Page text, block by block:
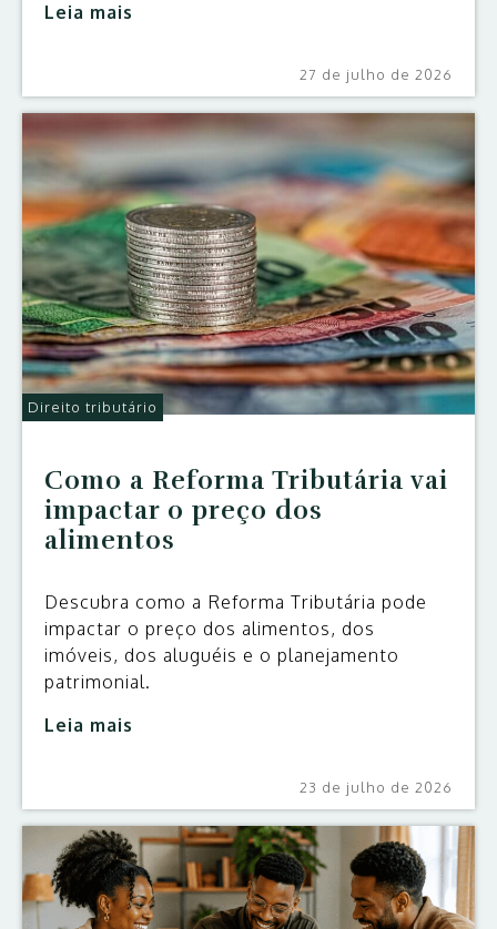
Leia mais
27 de julho de 2026
Direito tributário
Como a Reforma Tributária vai
impactar o preço dos
alimentos
Descubra como a Reforma Tributária pode
impactar o preço dos alimentos, dos
imóveis, dos aluguéis e o planejamento
patrimonial.
Leia mais
23 de julho de 2026